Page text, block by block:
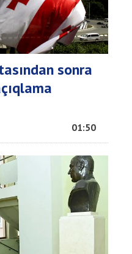
sonra
01:50